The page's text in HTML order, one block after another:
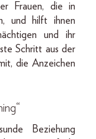
Frauen, die in
und hilft ihnen
und ihr
Schritt aus der
die Anzeichen
Beziehung